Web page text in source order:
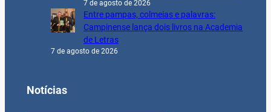
7 de agosto de 2026
Entre pampas, colmeias e palavras:
Campinense lança dois livros na Academia
de Letras
7 de agosto de 2026
Notícias